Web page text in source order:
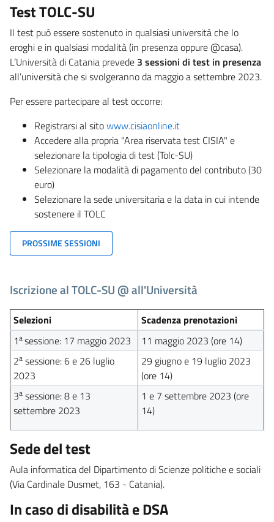
Test TOLC-SU
Il test può essere sostenuto in qualsiasi università che lo
eroghi e in qualsiasi modalità (in presenza oppure @casa).
L’Università di Catania prevede 3 sessioni di test in presenza
all’università che si svolgeranno da maggio a settembre 2023.
Per essere partecipare al test occorre:
Registrarsi al sitowww.cisiaonline.it
Accedere alla propria "Area riservata test CISIA" e
selezionare la tipologia di test (Tolc-SU)
Selezionare la modalità di pagamento del contributo (30
euro)
Selezionare la sede universitaria e la data in cui intende
sostenere il TOLC
PROSSIME SESSIONI
Iscrizione al TOLC-SU @ all'Università
Selezioni
Scadenza prenotazioni
1asessione: 17 maggio 2023
11 maggio 2023 (ore 14)
2asessione: 6 e 26 luglio
2023
29 giugno e 19 luglio 2023
(ore 14)
3asessione: 8 e 13
settembre 2023
1 e 7 settembre 2023 (ore
14)
Sede del test
Aula informatica del Dipartimento di Scienze politiche e sociali
(Via Cardinale Dusmet, 163 - Catania).
In caso di disabilità e DSA